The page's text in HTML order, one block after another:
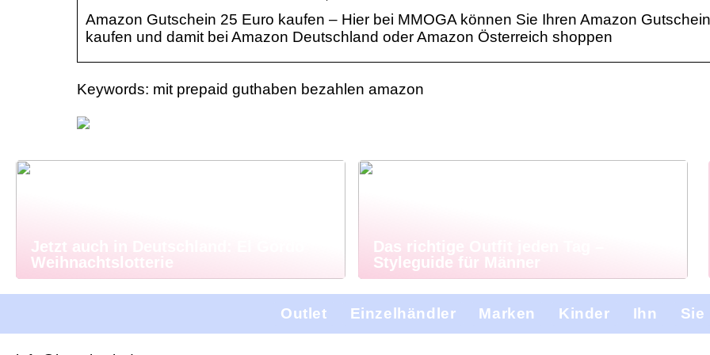
Amazon Gutschein 25 Euro kaufen – Hier bei MMOGA können Sie Ihren Amazon Gutschein
kaufen und damit bei Amazon Deutschland oder Amazon Österreich shoppen
Keywords: mit prepaid guthaben bezahlen amazon
Jetzt auch in Deutschland: El Gordo
Weihnachtslotterie
Das richtige Outfit jeden Tag –
Styleguide für Männer
Outlet Einzelhändler Marken Kinder Ihn Sie